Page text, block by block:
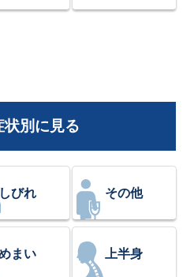
別に見る
しびれ その他
まい 上半身